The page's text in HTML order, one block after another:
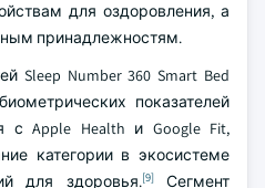
для оздоровления, а
принадлежностям.
Sleep Number 360 Smart Bed
показателей
с Apple Health и Google Fit,
категории в экосистеме
для здоровья.[9]Сегмент